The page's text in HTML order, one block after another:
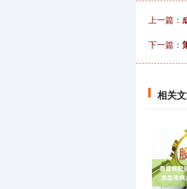
上一篇：
下一篇：
相关